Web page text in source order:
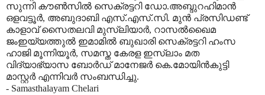
സുന്നി കൗണ്‍സില്‍ സെക്രട്ടറി ഡോ.അബ്ദുറഹിമാന്‍
ഒളവട്ടൂര്‍, അബുദാബി എസ്.എസ്.സി. മുന്‍ പ്രസിഡണ്ട്
കാളാവ് സൈതലവി മുസ്‌ലിയാര്‍, റാസല്‍ഖൈമ
ജംഇയ്യത്തുല്‍ ഇമാമില്‍ ബുഖാരി സെക്രട്ടറി ഹംസ
ഹാജി മൂന്നിയൂര്‍, സമസ്ത കേരള ഇസ്‌ലാം മത
വിദ്യാഭ്യാസ ബോര്‍ഡ് മാനേജര്‍ കെ.മോയിന്‍കുട്ടി
മാസ്റ്റര്‍ എന്നിവര്‍ സംബന്ധിച്ചു.
- Samasthalayam Chelari